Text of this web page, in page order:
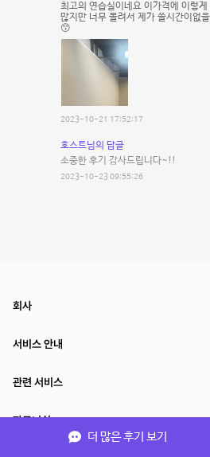
최고의 연습실이네요 이가격에 이렇
많지만 너무 몰려서 제가 쓸시간이없
😙
2023-10-21 17:52:17
호스트님의 답글
소중한 후기 감사드립니다~!!
2023-10-23 09:55:26
더 많은 후기 보기
회사
서비스 안내
관련 서비스
파트너쉽